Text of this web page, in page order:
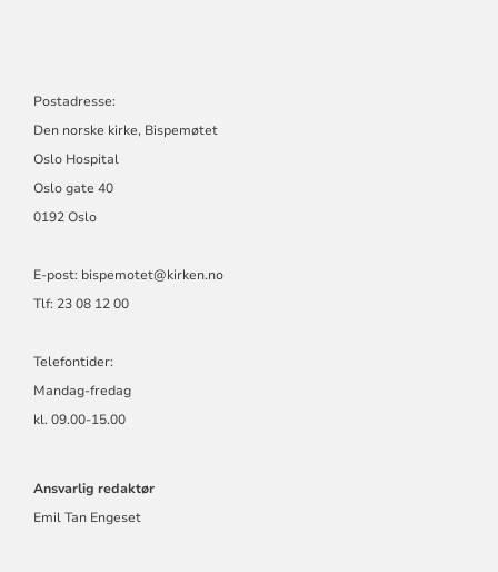
Postadresse:
Den norske kirke, Bispemøtet
Oslo Hospital
Oslo gate 40
0192 Oslo
E-post: bispemotet@kirken.no
Tlf: 23 08 12 00
Telefontider:
Mandag-fredag
kl. 09.00-15.00
Ansvarlig redaktør
Emil Tan Engeset